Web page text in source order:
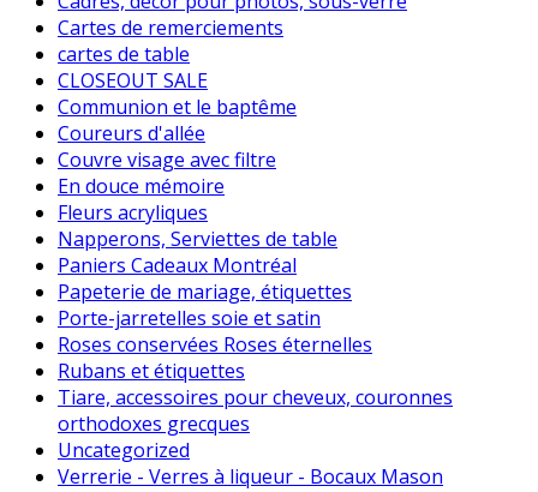
Cartes de remerciements
cartes de table
CLOSEOUT SALE
Communion et le baptême
Coureurs d'allée
Couvre visage avec filtre
En douce mémoire
Fleurs acryliques
Napperons, Serviettes de table
Paniers Cadeaux Montréal
Papeterie de mariage, étiquettes
Porte-jarretelles soie et satin
Roses conservées Roses éternelles
Rubans et étiquettes
Tiare, accessoires pour cheveux, couronnes
orthodoxes grecques
Uncategorized
Verrerie - Verres à liqueur - Bocaux Mason